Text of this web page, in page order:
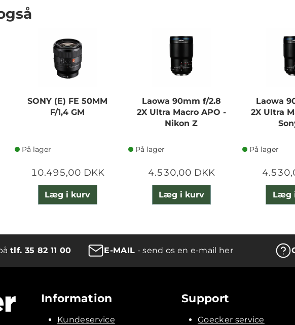
SONY (E) FE 50MM
F/1,4 GM
På lager
10.495,00 DKK
Læg i kurv
Laowa 90mm f/2.8
2X Ultra Macro APO -
Nikon Z
På lager
4.530,00 DKK
Læg i kurv
Laowa
2X Ultra
På lager
Læg
tlf. 35 82 11 00 E-MAIL - send os en e-mail her
Information
Kundeservice
Support
Goecker service